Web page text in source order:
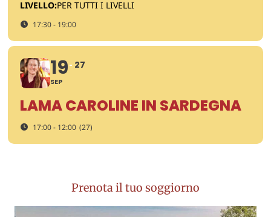
LIVELLO:PER TUTTI I LIVELLI
17:30 - 19:00
19
SEP
27
LAMA CAROLINE IN SARDEGNA
17:00 - 12:00 (27)
Prenota il tuo soggiorno